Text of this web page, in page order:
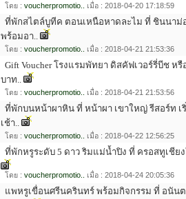
โดย : voucherpromotio.. เมื่อ : 2018-04-20 17:18:59
ที่พักสไตล์บูทีค ตอนเหนือหาดละไม ที่ ชินนาม่อ
พร้อมอา..
โดย : voucherpromotio.. เมื่อ : 2018-04-21 21:53:36
Gift Voucher โรงแรมพัทยา ดิสคัฟเวอร์รี่บีช ห
บาท..
โดย : voucherpromotio.. เมื่อ : 2018-04-21 21:53:56
ที่พักบนหน้าผาหิน ที่ หน้าผา เขาใหญ่ รีสอร์ท เ
เช้า..
โดย : voucherpromotio.. เมื่อ : 2018-04-22 12:56:25
ที่พักหรูระดับ 5 ดาว ริมแม่น้ำปิง ที่ ครอสทูเชียง
โดย : voucherpromotio.. เมื่อ : 2018-04-24 20:05:36
แพหรูเขื่อนศรีนครินทร์ พร้อมกิจกรรม ที่ อนันต